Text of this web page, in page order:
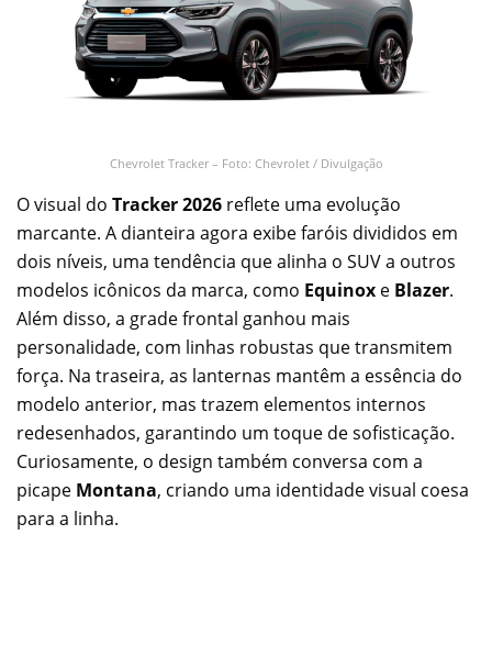
Chevrolet Tracker – Foto: Chevrolet / Divulgação
O visual do Tracker 2026 reflete uma evolução
marcante. A dianteira agora exibe faróis divididos em
dois níveis, uma tendência que alinha o SUV a outros
modelos icônicos da marca, como Equinox e Blazer.
Além disso, a grade frontal ganhou mais
personalidade, com linhas robustas que transmitem
força. Na traseira, as lanternas mantêm a essência do
modelo anterior, mas trazem elementos internos
redesenhados, garantindo um toque de sofisticação.
Curiosamente, o design também conversa com a
picape Montana, criando uma identidade visual coesa
para a linha.